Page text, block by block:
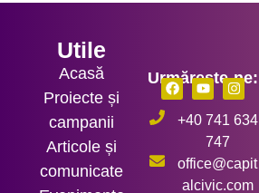
Utile
Acasă
Proiecte și
campanii
Articole și
comunicate
Urmărește-ne:
+40 741 634
747
office@capit
alcivic.com